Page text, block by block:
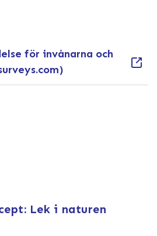
för invånarna och
Lek i naturen